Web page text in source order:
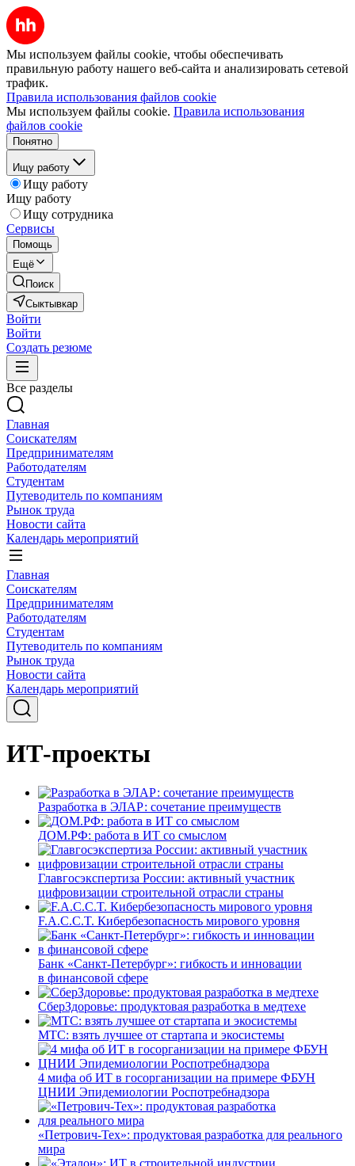
Мы используем файлы cookie, чтобы обеспечивать
правильную работу нашего веб-сайта и анализировать сетевой
трафик.
Правила использования файлов cookie
Мы используем файлы cookie. Правила использования
файлов cookie
Понятно
Ищу работу
Ищу работу
Ищу работу
Ищу сотрудника
Сервисы
Помощь
Ещё
Поиск
Сыктывкар
Войти
Войти
Создать резюме
Все разделы
Главная
Соискателям
Предпринимателям
Работодателям
Студентам
Путеводитель по компаниям
Рынок труда
Новости сайта
Календарь мероприятий
Главная
Соискателям
Предпринимателям
Работодателям
Студентам
Путеводитель по компаниям
Рынок труда
Новости сайта
Календарь мероприятий
ИТ-проекты
Разработка в ЭЛАР: сочетание преимуществ
ДОМ.РФ: работа в ИТ со смыслом
Главгосэкспертиза России: активный участник
цифровизации строительной отрасли страны
F.A.C.C.T. Кибербезопасность мирового уровня
Банк «Санкт-Петербург»: гибкость и инновации
в финансовой сфере
СберЗдоровье: продуктовая разработка в медтехе
МТС: взять лучшее от стартапа и экосистемы
4 мифа об ИТ в госорганизации на примере ФБУН
ЦНИИ Эпидемиологии Роспотребнадзора
«Петрович-Тех»: продуктовая разработка для реального
мира